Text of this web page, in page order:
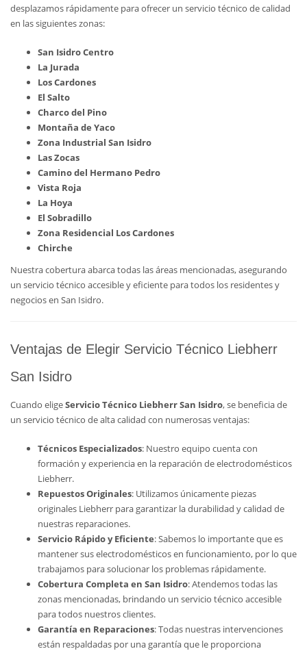
desplazamos rápidamente para ofrecer un servicio técnico de calidad
en las siguientes zonas:
San Isidro Centro
La Jurada
Los Cardones
El Salto
Charco del Pino
Montaña de Yaco
Zona Industrial San Isidro
Las Zocas
Camino del Hermano Pedro
Vista Roja
La Hoya
El Sobradillo
Zona Residencial Los Cardones
Chirche
Nuestra cobertura abarca todas las áreas mencionadas, asegurando
un servicio técnico accesible y eficiente para todos los residentes y
negocios en San Isidro.
Ventajas de Elegir Servicio Técnico Liebherr
San Isidro
Cuando eligeServicio Técnico Liebherr San Isidro, se beneficia de
un servicio técnico de alta calidad con numerosas ventajas:
Técnicos Especializados: Nuestro equipo cuenta con
formación y experiencia en la reparación de electrodomésticos
Liebherr.
Repuestos Originales: Utilizamos únicamente piezas
originales Liebherr para garantizar la durabilidad y calidad de
nuestras reparaciones.
Servicio Rápido y Eficiente: Sabemos lo importante que es
mantener sus electrodomésticos en funcionamiento, por lo que
trabajamos para solucionar los problemas rápidamente.
Cobertura Completa en San Isidro: Atendemos todas las
zonas mencionadas, brindando un servicio técnico accesible
para todos nuestros clientes.
Garantía en Reparaciones: Todas nuestras intervenciones
están respaldadas por una garantía que le proporciona